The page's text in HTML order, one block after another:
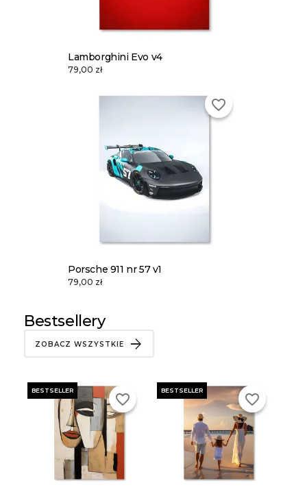
Lamborghini Evo v4
79,00 zł
Porsche 911 nr 57 v1
79,00 zł
favorite_border
Bestsellery
ZOBACZ WSZYSTKIE
BESTSELLER
favorite_border
BESTSELLER
favorite_border